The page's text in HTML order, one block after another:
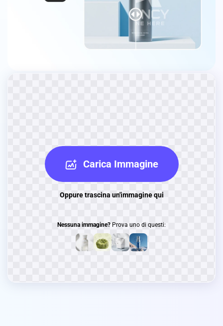
Carica Immagine
Oppure trascina un'immagine qui
Nessuna immagine? Prova uno di questi: